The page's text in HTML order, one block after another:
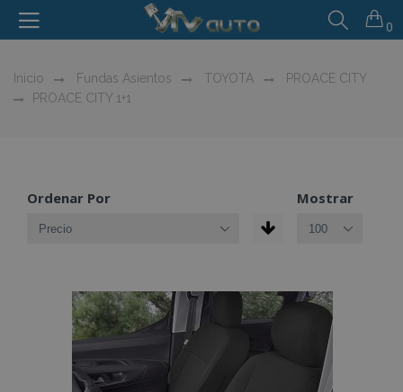
0
Inicio Fundas Asientos TOYOTA
PROACE CITY
PROACE CITY 1+1
Ordenar Por Mostrar